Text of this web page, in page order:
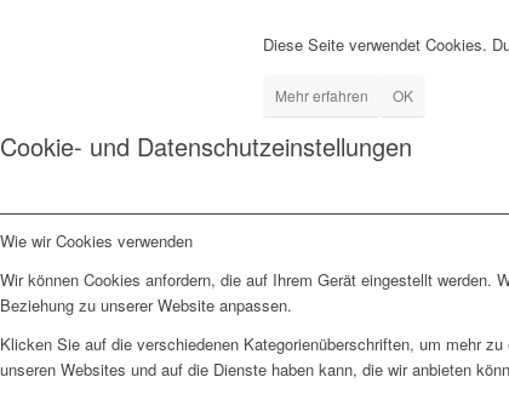
Diese Seite verwendet Cookies.
Mehr erfahren OK
Cookie- und Datenschutzeinstellungen
Wie wir Cookies verwenden
Wir können Cookies anfordern, die auf Ihrem Gerät eingestellt
Beziehung zu unserer Website anpassen.
Klicken Sie auf die verschiedenen Kategorienüberschriften, um mehr
unseren Websites und auf die Dienste haben kann, die wir anbieten